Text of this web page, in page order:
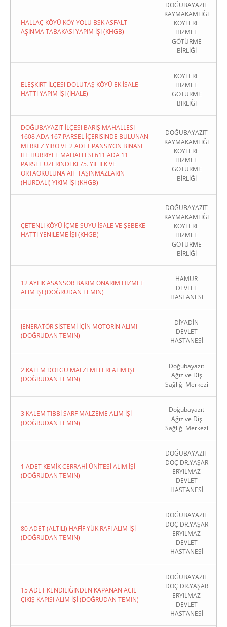
HALLAÇ KÖYÜ KÖY YOLU BSK ASFALT
AŞINMA TABAKASI YAPIM İŞI (KHGB)
DOĞUBAYAZIT
KAYMAKAMLIĞI
KÖYLERE
HİZMET
GÖTÜRME
BİRLİĞİ
ELEŞKIRT İLÇESI DOLUTAŞ KÖYÜ EK İSALE
HATTI YAPIM İŞI (İHALE)
KÖYLERE
HİZMET
GÖTÜRME
BİRLİĞİ
DOĞUBAYAZIT İLÇESI BARIŞ MAHALLESI
1608 ADA 167 PARSEL İÇERISINDE BULUNAN
MERKEZ YİBO VE 2 ADET PANSIYON BINASI
İLE HÜRRIYET MAHALLESI 611 ADA 11
PARSEL ÜZERINDEKI 75. YIL İLK VE
ORTAOKULUNA AIT TAŞINMAZLARIN
(HURDALI) YIKIM İŞI (KHGB)
DOĞUBAYAZIT
KAYMAKAMLIĞI
KÖYLERE
HİZMET
GÖTÜRME
BİRLİĞİ
ÇETENLI KÖYÜ İÇME SUYU İSALE VE ŞEBEKE
HATTI YENILEME İŞI (KHGB)
DOĞUBAYAZIT
KAYMAKAMLIĞI
KÖYLERE
HİZMET
GÖTÜRME
BİRLİĞİ
12 AYLIK ASANSÖR BAKIM ONARIM HİZMET
ALIM İŞİ (DOĞRUDAN TEMIN)
HAMUR
DEVLET
HASTANESİ
JENERATÖR SİSTEMİ İÇİN MOTORİN ALIMI
(DOĞRUDAN TEMIN)
DİYADİN
DEVLET
HASTANESİ
2 KALEM DOLGU MALZEMELERİ ALIM İŞİ
(DOĞRUDAN TEMIN)
Doğubayazıt
Ağız ve Diş
Sağlığı Merkezi
3 KALEM TIBBİ SARF MALZEME ALIM İŞİ
(DOĞRUDAN TEMIN)
Doğubayazıt
Ağız ve Diş
Sağlığı Merkezi
1 ADET KEMİK CERRAHİ ÜNİTESİ ALIM İŞİ
(DOĞRUDAN TEMIN)
DOĞUBAYAZIT
DOÇ DR.YAŞAR
ERYILMAZ
DEVLET
HASTANESİ
80 ADET (ALTILI) HAFİF YÜK RAFI ALIM İŞİ
(DOĞRUDAN TEMIN)
DOĞUBAYAZIT
DOÇ DR.YAŞAR
ERYILMAZ
DEVLET
HASTANESİ
15 ADET KENDİLİĞİNDEN KAPANAN ACİL
ÇIKIŞ KAPISI ALIM İŞİ (DOĞRUDAN TEMIN)
DOĞUBAYAZIT
DOÇ DR.YAŞAR
ERYILMAZ
DEVLET
HASTANESİ